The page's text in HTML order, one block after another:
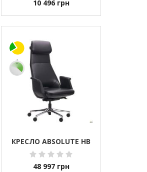
10 496 грн
КРЕСЛО ABSOLUTE HB
48 997 грн